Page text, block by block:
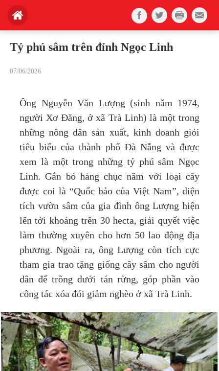
Tỷ phú sâm trên đỉnh Ngọc Linh
07/06/2026
Ông Nguyễn Văn Lượng (sinh năm 1974,
người Xơ Đăng, ở xã Trà Linh) là một trong
những nông dân sản xuất, kinh doanh giỏi
tiêu biểu của thành phố Đà Nẵng và được
xem là một trong những tỷ phú sâm Ngọc
Linh. Gắn bó hàng chục năm với loại cây
được coi là “Quốc bảo của Việt Nam”, diện
tích vườn sâm của gia đình ông Lượng hiện
lên tới khoảng trên 30 hecta, giải quyết việc
làm thường xuyên cho hơn 50 lao động địa
phương. Ngoài ra, ông Lượng còn tích cực
tham gia trao tặng giống cây sâm cho người
dân để trồng dưới tán rừng, góp phần vào
công tác xóa đói giảm nghèo ở xã Trà Linh.